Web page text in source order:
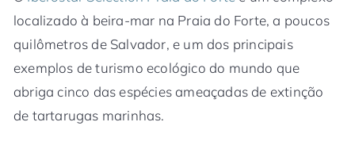
localizado à beira-mar na Praia do Forte, a poucos
quilômetros de Salvador, e um dos principais
exemplos de turismo ecológico do mundo que
abriga cinco das espécies ameaçadas de extinção
de tartarugas marinhas.